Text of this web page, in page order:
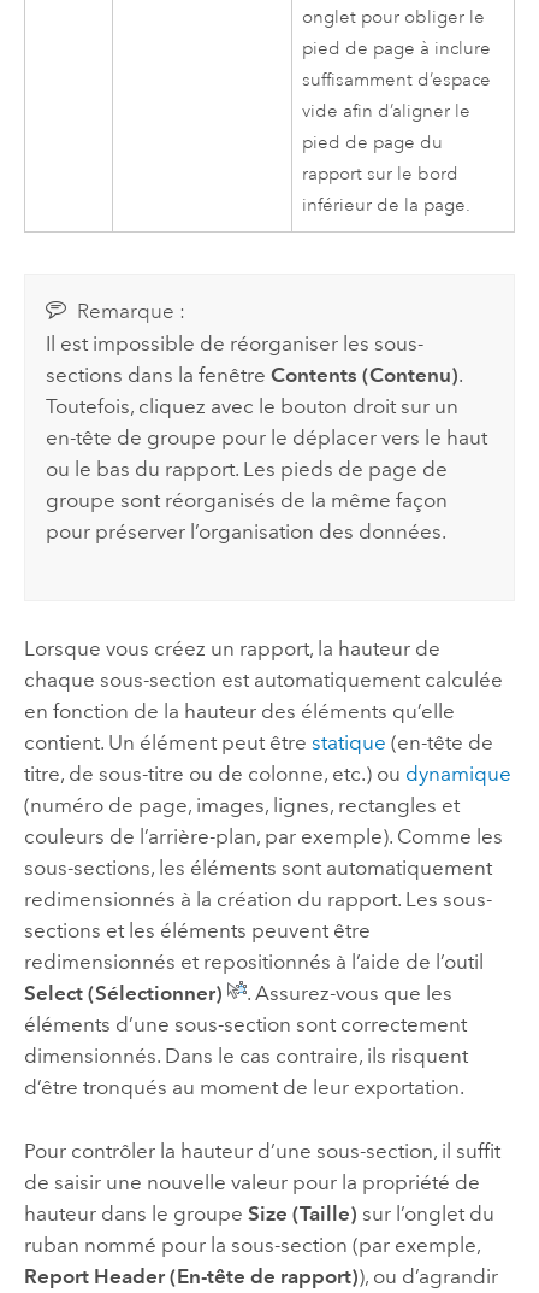
onglet pour obliger le
pied de page à inclure
suffisamment d’espace
vide afin d’aligner le
pied de page du
rapport sur le bord
inférieur de la page.
Remarque :
Il est impossible de réorganiser les sous-
sections dans la fenêtreContents (Contenu).
Toutefois, cliquez avec le bouton droit sur un
en-tête de groupe pour le déplacer vers le haut
ou le bas du rapport. Les pieds de page de
groupe sont réorganisés de la même façon
pour préserver l’organisation des données.
Lorsque vous créez un rapport, la hauteur de
chaque sous-section est automatiquement calculée
en fonction de la hauteur des éléments qu’elle
contient. Un élément peut être statique (en-tête de
titre, de sous-titre ou de colonne, etc.) ou dynamique
(numéro de page, images, lignes, rectangles et
couleurs de l’arrière-plan, par exemple). Comme les
sous-sections, les éléments sont automatiquement
redimensionnés à la création du rapport. Les sous-
sections et les éléments peuvent être
redimensionnés et repositionnés à l’aide de l’outil
Select (Sélectionner)
. Assurez-vous que les
éléments d’une sous-section sont correctement
dimensionnés. Dans le cas contraire, ils risquent
d’être tronqués au moment de leur exportation.
Pour contrôler la hauteur d’une sous-section, il suffit
de saisir une nouvelle valeur pour la propriété de
hauteur dans le groupe Size (Taille) sur l’onglet du
ruban nommé pour la sous-section (par exemple,
Report Header (En-tête de rapport)), ou d’agrandir